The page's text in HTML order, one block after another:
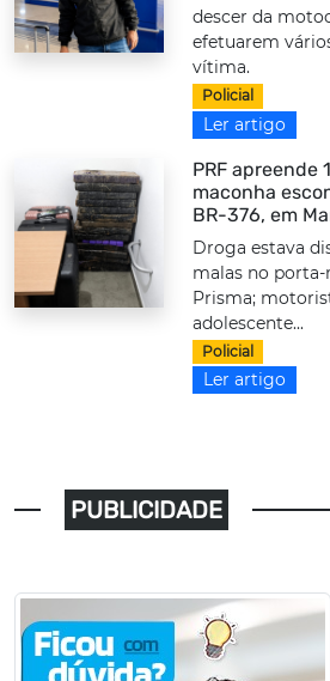
descer da
efetuarem
vítima.
Policial
Ler artigo
PRF apreende
maconha
BR-376, em
Droga estava
malas no
Prisma;
adolescente...
Policial
Ler artigo
PUBLICIDADE